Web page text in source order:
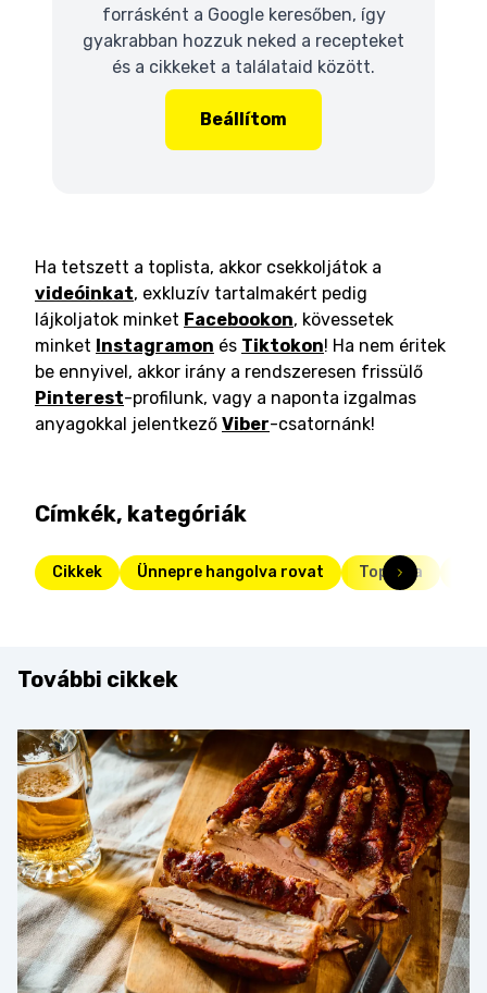
forrásként a Google keresőben, így
gyakrabban hozzuk neked a recepteket
és a cikkeket a találataid között.
Beállítom
Ha tetszett a toplista, akkor csekkoljátok a
videóinkat, exkluzív tartalmakért pedig
lájkoljatok minket Facebookon, kövessetek
minket Instagramon és Tiktokon! Ha nem éritek
be ennyivel, akkor irány a rendszeresen frissülő
Pinterest-profilunk, vagy a naponta izgalmas
anyagokkal jelentkező Viber-csatornánk!
Címkék, kategóriák
Cikkek Ünnepre hangolva rovat Toplista
További cikkek